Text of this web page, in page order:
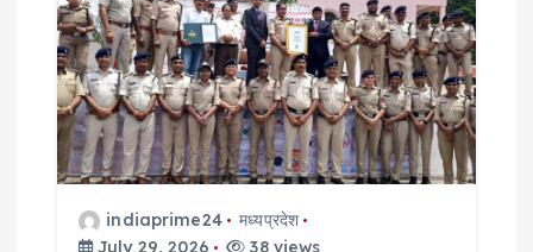
g
a
t
indiaprime24
मध्यप्रदेश
July 29, 2026
38 views